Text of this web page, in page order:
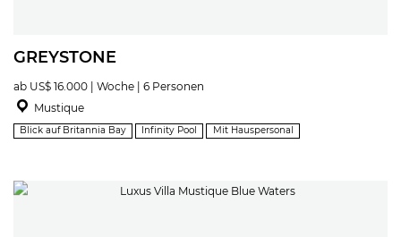
GREYSTONE
ab US$ 16.000 | Woche | 6 Personen
Mustique
Blick auf Britannia Bay Infinity Pool Mit Hauspersonal